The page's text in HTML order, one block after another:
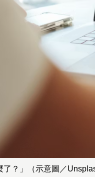
？」（示意圖／